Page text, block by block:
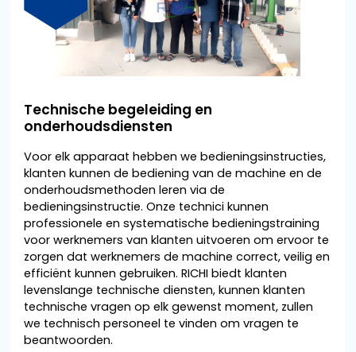
Technische begeleiding en
onderhoudsdiensten
Voor elk apparaat hebben we bedieningsinstructies,
klanten kunnen de bediening van de machine en de
onderhoudsmethoden leren via de
bedieningsinstructie. Onze technici kunnen
professionele en systematische bedieningstraining
voor werknemers van klanten uitvoeren om ervoor te
zorgen dat werknemers de machine correct, veilig en
efficiënt kunnen gebruiken. RICHI biedt klanten
levenslange technische diensten, kunnen klanten
technische vragen op elk gewenst moment, zullen
we technisch personeel te vinden om vragen te
beantwoorden.